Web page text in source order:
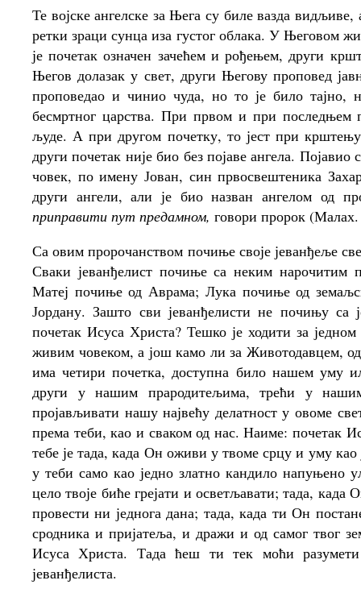
Те војске ангелске за Њега су биле вазда
ретки зраци сунца иза густог облака. У Његовом
је почетак означен зачећем и рођењем, други
Његов долазак у свет, други Његову проповед
проповедао и чинио чуда, но то је било тајно,
бесмртног царства. При првом и при последњем
људе. А при другом почетку, то јест при
други почетак није био без појаве ангела. Појавио
човек, по имену Јован, син првосвештеника
други ангели, али је био назван ангелом од
приправити пут предамном, говори пророк
Са овим пророчанством почиње своје јеванђеље
Сваки јеванђелист почиње са неким нарочитим
Матеј почиње од Аврама; Лука почиње од
Јордану. Зашто сви јеванђелисти не почињу са
почетак Исуса Христа? Тешко је ходити за
живим човеком, а још камо ли за Животодавцем,
има четири почетка, доступна било нашем уму
други у нашим прародитељима, трећи у
пројављивати нашу највећу делатност у овоме
према теби, као и сваком од нас. Наиме: почетак
тебе је тада, када Он оживи у твоме срцу и уму
у теби само као једно златно кандило напуњено
цело твоје биће грејати и осветљавати; тада,
провести ни једнога дана; тада, када ти Он
сродника и пријатеља, и дражи и од самог твог
Исуса Христа. Тада ћеш ти тек моћи
јеванђелиста.